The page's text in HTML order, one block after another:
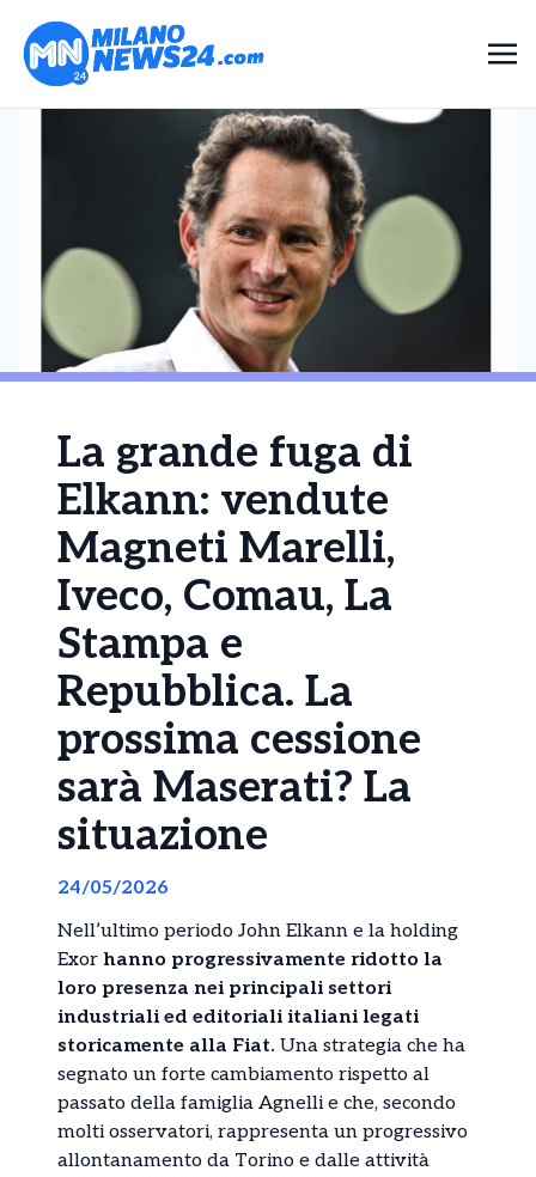
La grande fuga di
Elkann: vendute
Magneti Marelli,
Iveco, Comau, La
Stampa e
Repubblica. La
prossima cessione
sarà Maserati? La
situazione
24/05/2026
Nell’ultimo periodo John Elkann e la holding
Exor hanno progressivamente ridotto la
loro presenza nei principali settori
industriali ed editoriali italiani legati
storicamente alla Fiat. Una strategia che ha
segnato un forte cambiamento rispetto al
passato della famiglia Agnelli e che, secondo
molti osservatori, rappresenta un progressivo
allontanamento da Torino e dalle attività